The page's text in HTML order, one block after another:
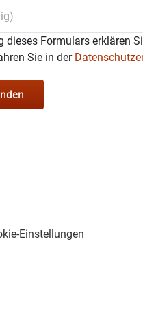
dieses Formulars erklären
Sie in der
Einstellungen